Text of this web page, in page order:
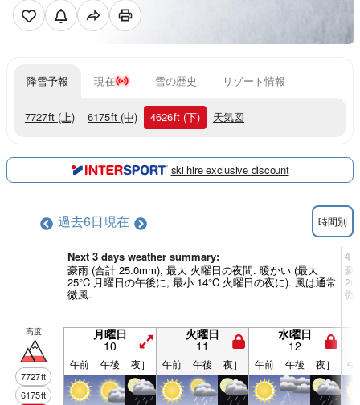
降雪予報 現在 雪の歴史 リゾート情報
7727ft (上) 6175ft (中) 4626ft (下) 天気図
ski hire exclusive discount
過去6日現在 時間別
Next 3 days weather summary:
豪雨 (合計 25.0mm), 最大 火曜日の夜間. 暖かい (最大
25°C 月曜日の午後に, 最小 14°C 火曜日の夜に). 風は通常
微風.
4 -
豪
微
高度
7727ft
6175ft
月曜日
10
火曜日
11
水曜日
12
午前 午後 夜］ 午前 午後 夜］ 午前 午後 夜］ 午